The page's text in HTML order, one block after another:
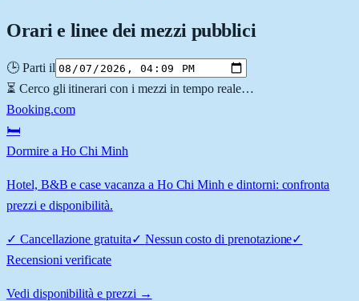
Orari e linee dei mezzi pubblici
🕒 Parti il
⏳ Cerco gli itinerari con i mezzi in tempo reale…
Booking.com
🛏️
Dormire a Ho Chi Minh
Hotel, B&B e case vacanza a Ho Chi Minh e dintorni: confronta
prezzi e disponibilità.
✓ Cancellazione gratuita✓ Nessun costo di prenotazione✓
Recensioni verificate
Vedi disponibilità e prezzi →